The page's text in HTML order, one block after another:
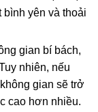
bình yên và thoải
gian bí bách,
nhiên, nếu
gian sẽ trở
cao hơn nhiều.